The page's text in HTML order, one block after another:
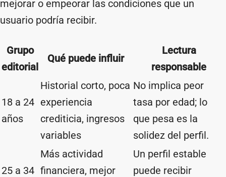
mejorar o empeorar las condiciones que un
usuario podría recibir.
Grupo
editorial
Qué puede influir
Lectura
responsable
18 a 24
años
Historial corto, poca
experiencia
crediticia, ingresos
variables
No implica peor
tasa por edad; lo
que pesa es la
solidez del perfil.
25 a 34
Más actividad
financiera, mejor
Un perfil estable
puede recibir